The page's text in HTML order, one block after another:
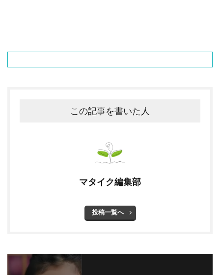
この記事を書いた人
マタイク編集部
投稿一覧へ